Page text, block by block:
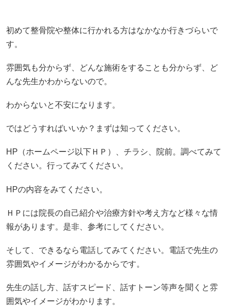
初めて整骨院や整体に行かれる方はなかなか行きづらいで
す。
雰囲気も分からず、どんな施術をすることも分からず、ど
んな先生かわからないので。
わからないと不安になります。
ではどうすればいいか？まずは知ってください。
HP（ホームページ以下ＨＰ）、チラシ、院前。調べてみて
ください。行ってみてください。
HPの内容をみてください。
ＨＰには院長の自己紹介や治療方針や考え方など様々な情
報があります。是非、参考にしてください。
そして、できるなら電話してみてください。電話で先生の
雰囲気やイメージがわかるからです。
先生の話し方、話すスピード、話すトーン等声を聞くと雰
囲気やイメージがわかります。